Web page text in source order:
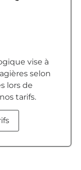
vise à
selon
lors de
tarifs.